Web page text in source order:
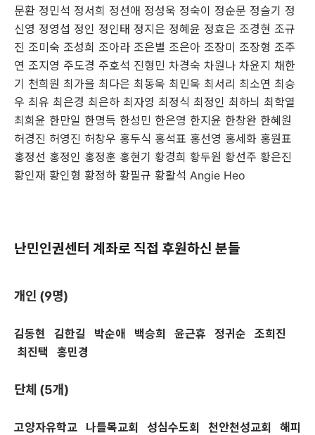
문환 정민석 정서희 정선애 정성욱 정숙이 정순문 정슬기 정
신영 정영섭 정인 정인태 정지은 정혜윤 정효은 조경현 조규
진 조미숙 조성희 조아라 조은별 조은아 조장미 조장형 조주
연 조지영 주도경 주호석 진형민 차경숙 차원나 차윤지 채한
기 천희원 최가을 최다은 최동욱 최민욱 최서리 최소연 최승
우 최유 최은경 최은하 최자영 최정식 최정인 최하늬 최학열
최희윤 한만일 한명득 한성민 한은영 한지윤 한창완 한혜원
허경진 허영진 허창우 홍두식 홍석표 홍선영 홍세화 홍원표
홍정선 홍정인 홍정훈 홍현기 황경희 황두원 황선주 황은진
황인재 황인형 황정하 황필규 황활석 Angie Heo
난민인권센터 계좌로 직접 후원하신 분들
개인 (9명)
김동현 김한길 박순애 백승희 윤근휴 정귀순 조희진
최진택 홍민경
단체 (5개)
고양자유학교 나들목교회 성심수도회 천안천성교회 해피